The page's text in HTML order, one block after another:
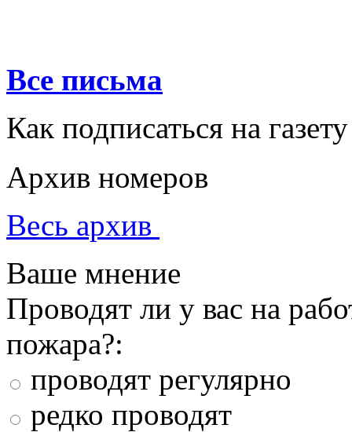
Все письма
Как подписаться на газету
Архив номеров
Весь архив
Ваше мнение
Проводят ли у вас на
пожара?:
проводят регулярно
редко проводят